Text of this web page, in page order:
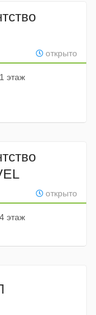
открыто
этаж
открыто
этаж